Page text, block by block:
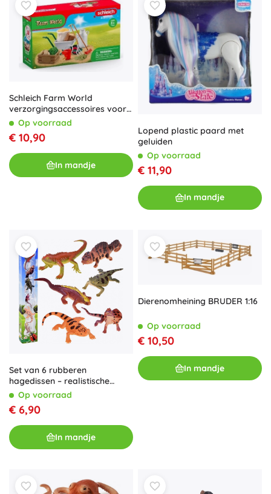
Schleich Farm World
verzorgingsaccessoires voor
de stal
Op voorraad
€ 10,90
In mandje
Lopend plastic paard met
geluiden
Op voorraad
€ 11,90
In mandje
Set van 6 rubberen
hagedissen – realistische
speelgoedjes voor leren en
plezier
Op voorraad
€ 6,90
In mandje
Dierenomheining BRUDER 1:16
Op voorraad
€ 10,50
In mandje